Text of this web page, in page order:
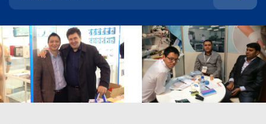
сотрудничество и общение. Мы стремимся
удовлетворить ваши потребности в
продукции и установить долгосрочные
отношения сотрудничества.